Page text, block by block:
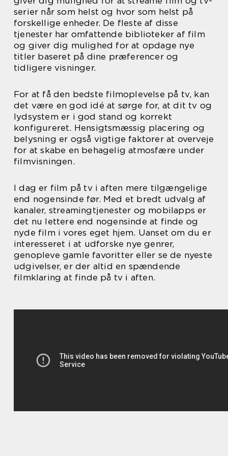
serier når som helst og hvor som helst på
forskellige enheder. De fleste af disse
tjenester har omfattende biblioteker af film
og giver dig mulighed for at opdage nye
titler baseret på dine præferencer og
tidligere visninger.
For at få den bedste filmoplevelse på tv, kan
det være en god idé at sørge for, at dit tv og
lydsystem er i god stand og korrekt
konfigureret. Hensigtsmæssig placering og
belysning er også vigtige faktorer at overveje
for at skabe en behagelig atmosfære under
filmvisningen.
I dag er film på tv i aften mere tilgængelige
end nogensinde før. Med et bredt udvalg af
kanaler, streamingtjenester og mobilapps er
det nu lettere end nogensinde at finde og
nyde film i vores eget hjem. Uanset om du er
interesseret i at udforske nye genrer,
genopleve gamle favoritter eller se de nyeste
udgivelser, er der altid en spændende
filmklaring at finde på tv i aften.